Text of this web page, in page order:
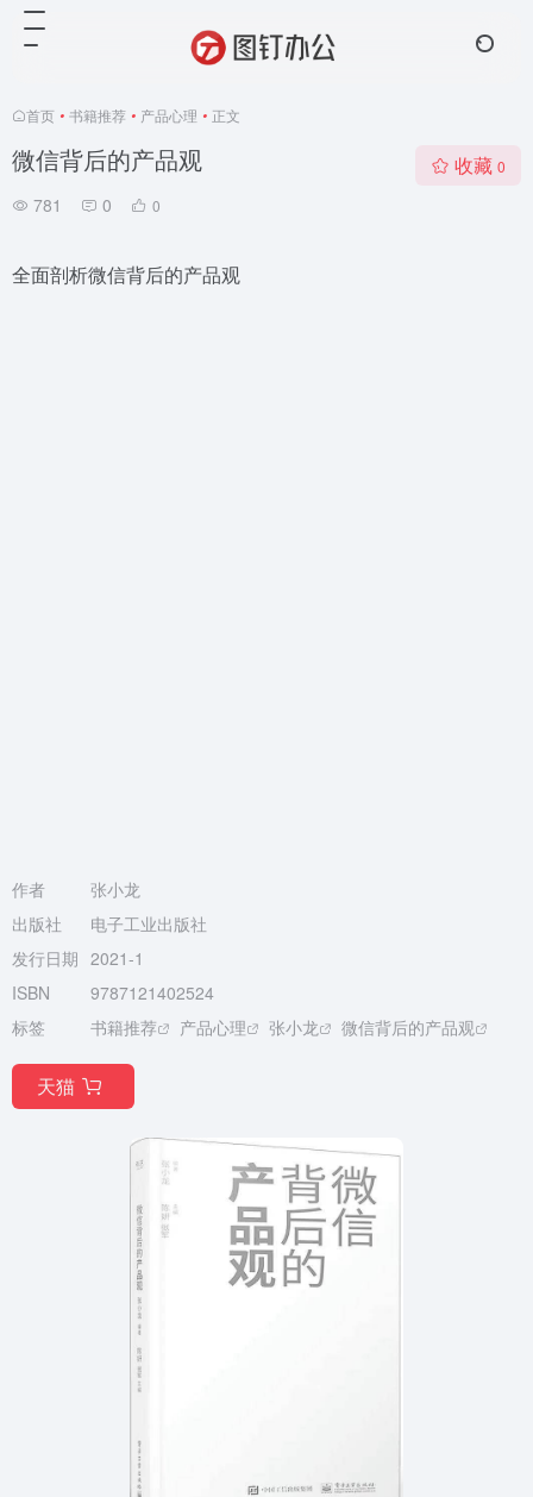
首页 • 书籍推荐 • 产品心理 • 正文
微信背后的产品观
781 0 0
收藏 0
全面剖析微信背后的产品观
作者
张小龙
出版社
电子工业出版社
发行日期 2021-1
ISBN
9787121402524
标签
书籍推荐 产品心理 张小龙 微信背后的产品观
天猫